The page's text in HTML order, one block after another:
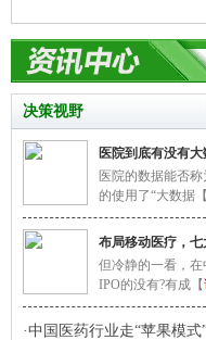
决策视野
医院到底有没有大
医院的数据能否
的使用了“大数据【
布局移动医疗，
但冷静的一看，
IPO的没有?有成【
·中国医药行业走“苹果模式